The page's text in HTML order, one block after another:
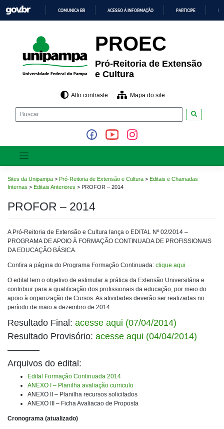
para
o
CONTEÚDO
COMUNICA BR ACESSO À INFORMAÇÃO PARTICIPE
PROEC
Pró-Reitoria de Extensão
e Cultura
Alto contraste Mapa do site
Sites da Unipampa > Pró-Reitoria de Extensão e Cultura > Editais e Chamadas
Internas > Editais Anteriores > PROFOR – 2014
PROFOR – 2014
A Pró-Reitoria de Extensão e Cultura lança o EDITAL Nº 02/2014 –
PROGRAMA DE APOIO À FORMAÇÃO CONTINUADA DE PROFISSIONAIS
DA EDUCAÇÃO BÁSICA.
Confira a página do Programa Formação Continuada: clique aqui
O edital tem o objetivo de estimular a prática da Extensão Universitária e
contribuir para a qualificação dos profissionais da educação, por meio do
apoio à organização de Cursos. As atividades deverão ser realizadas no
período de maio a dezembro de 2014.
Resultado Final: acesse aqui (07/04/2014)
Resultado Provisório: acesse aqui (04/04/2014)
———–
Arquivos do edital:
Edital Formação Continuada 2014
ANEXO I – Planilha avaliação curriculo
ANEXO II – Planilha recursos solicitados
ANEXO III – Ficha Avaliacao de Proposta
Cronograma (atualizado)